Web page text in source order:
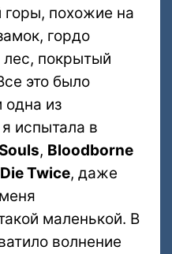
горы, похожие на
гордо
покрытый
это было
из
испытала в
, Bloodborne
Twice, даже
маленькой. В
волнение